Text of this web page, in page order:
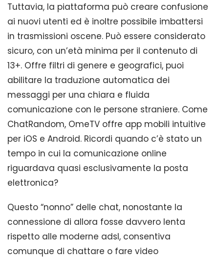
Tuttavia, la piattaforma può creare confusione
ai nuovi utenti ed è inoltre possibile imbattersi
in trasmissioni oscene. Può essere considerato
sicuro, con un’età minima per il contenuto di
13+. Offre filtri di genere e geografici, puoi
abilitare la traduzione automatica dei
messaggi per una chiara e fluida
comunicazione con le persone straniere. Come
ChatRandom, OmeTV offre app mobili intuitive
per iOS e Android. Ricordi quando c’è stato un
tempo in cui la comunicazione online
riguardava quasi esclusivamente la posta
elettronica?
Questo “nonno” delle chat, nonostante la
connessione di allora fosse davvero lenta
rispetto alle moderne adsl, consentiva
comunque di chattare o fare video